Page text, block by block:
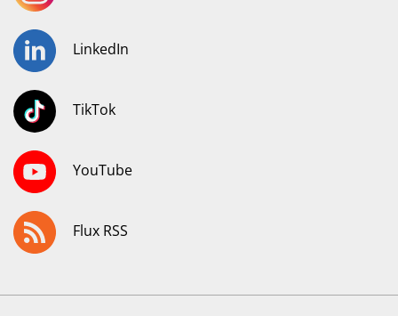
LinkedIn
TikTok
YouTube
Flux RSS